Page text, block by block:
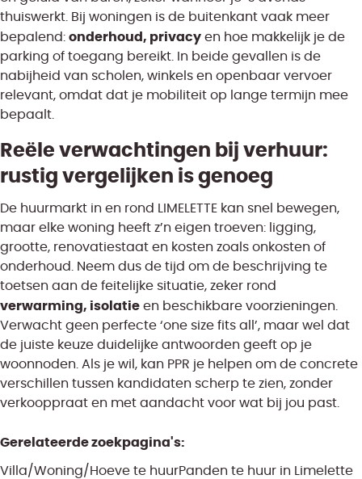
thuiswerkt. Bij woningen is de buitenkant vaak meer
bepalend: onderhoud, privacy en hoe makkelijk je de
parking of toegang bereikt. In beide gevallen is de
nabijheid van scholen, winkels en openbaar vervoer
relevant, omdat dat je mobiliteit op lange termijn mee
bepaalt.
Reële verwachtingen bij verhuur:
rustig vergelijken is genoeg
De huurmarkt in en rond LIMELETTE kan snel bewegen,
maar elke woning heeft z’n eigen troeven: ligging,
grootte, renovatiestaat en kosten zoals onkosten of
onderhoud. Neem dus de tijd om de beschrijving te
toetsen aan de feitelijke situatie, zeker rond
verwarming, isolatie en beschikbare voorzieningen.
Verwacht geen perfecte ‘one size fits all’, maar wel dat
de juiste keuze duidelijke antwoorden geeft op je
woonnoden. Als je wil, kan PPR je helpen om de concrete
verschillen tussen kandidaten scherp te zien, zonder
verkooppraat en met aandacht voor wat bij jou past.
Gerelateerde zoekpagina's:
Villa/Woning/Hoeve te huurPanden te huur in Limelette